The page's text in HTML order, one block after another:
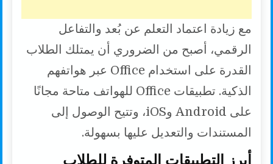
مع زيادة اعتماد التعلم عن بُعد والتفاعل
الرقمي، أصبح من الضروري أن يمتلك الطلاب
القدرة على استخدام Office عبر هواتفهم
الذكية. تطبيقات Office للهواتف متاحة مجانًا
على Android وiOS، وتتيح الوصول إلى
المستندات والتعديل عليها بسهولة.
أبرز التطبيقات المتوفرة للطلاب